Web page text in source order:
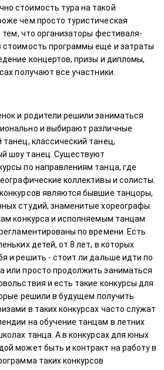
стоимость тура на такой
чем просто туристическая
тем, что организаторы фестиваля-
стоимость программы еще и затраты
концертов, призы и дипломы,
получают все участники.
и родители решили заниматься
и выбирают различные
классический танец,
шоу танец. Существуют
по направлениям танца, где
коллективы и солисты.
являются бывшие танцоры,
студий, знаменитые хореографы.
конкурса и исполняемым танцам
по времени. Есть
детей, от 8 лет, в которых
и решить - стоит ли дальше идти по
или просто продолжить заниматься
и есть такие конкурсы для
решили в будущем получить
в таких конкурсах часто служат
на обучение танцам в летних
танца. А в конкурсах для юных
может быть и контракт на работу в
таких конкурсов